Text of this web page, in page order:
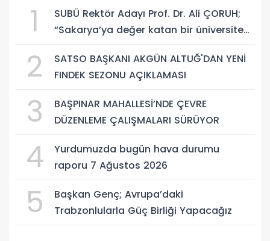
1
SUBÜ Rektör Adayı Prof. Dr. Ali ÇORUH;
“Sakarya’ya değer katan bir üniversite
2
SATSO BAŞKANI AKGÜN ALTUĞ'DAN YENİ
FINDEK SEZONU AÇIKLAMASI
3
BAŞPINAR MAHALLESİ’NDE ÇEVRE
DÜZENLEME ÇALIŞMALARI SÜRÜYOR
4
Yurdumuzda bugün hava durumu
raporu 7 Ağustos 2026
5
Başkan Genç; Avrupa’daki
Trabzonlularla Güç Birliği Yapacağız